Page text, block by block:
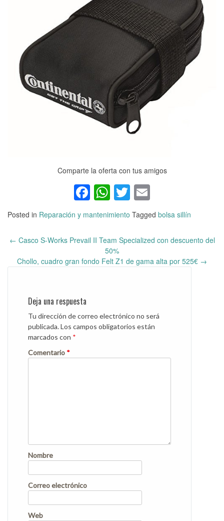
Comparte la oferta con tus amigos
Facebook
WhatsApp
Twitter
Posted in Reparación y mantenimiento Tagged bolsa sillín
navigation
← Casco S-Works Prevail II Team Specialized con descuento del
50%
Chollo, cuadro gran fondo Felt Z1 de gama alta por 525€ →
Deja una respuesta
Tu dirección de correo electrónico no será
publicada.Los campos obligatorios están
marcados con *
Comentario *
Nombre
Correo electrónico
Web